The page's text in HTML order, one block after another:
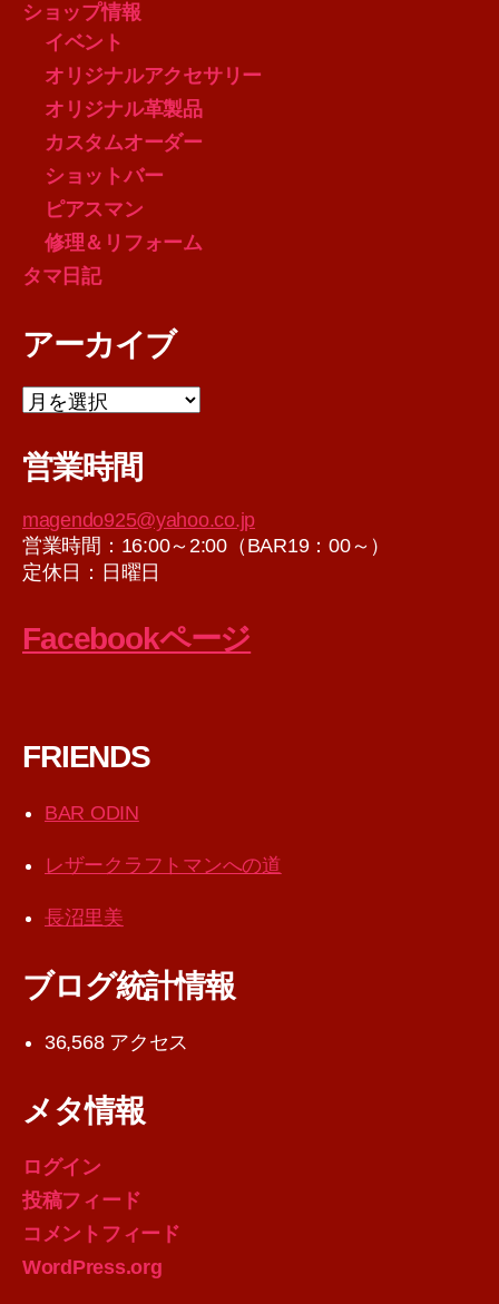
ショップ情報
イベント
オリジナルアクセサリー
オリジナル革製品
カスタムオーダー
ショットバー
ピアスマン
修理＆リフォーム
タマ日記
アーカイブ
ア
イ
営業時間
magendo925@yahoo.co.jp
営業時間：16:00～2:00（BAR19：00～）
定休日：日曜日
Facebookページ
FRIENDS
BAR ODIN
レザークラフトマンへの道
長沼里美
ブログ統計情報
36,568 アクセス
メタ情報
ログイン
投稿フィード
コメントフィード
WordPress.org